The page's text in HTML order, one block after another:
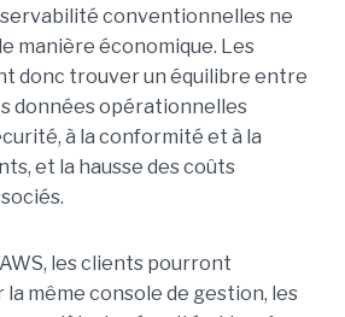
conventionnelles ne
manière économique. Les
donc trouver un équilibre entre
données opérationnelles
à la conformité et à la
et la hausse des coûts
les clients pourront
même console de gestion, les